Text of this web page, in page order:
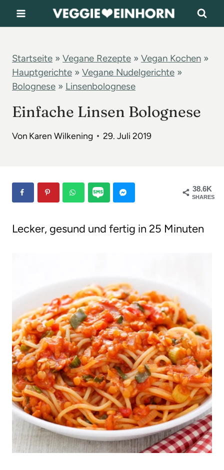
u
Startseite » Vegane Rezepte » Vegan Kochen »
Hauptgerichte » Vegane Nudelgerichte »
Bolognese » Linsenbolognese
Einfache Linsen Bolognese
Von Karen Wilkening 29. Juli 2019
38.6K
SHARES
Lecker, gesund und fertig in 25 Minuten